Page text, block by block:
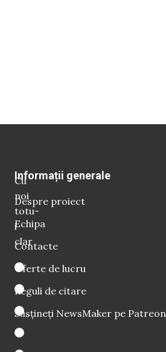
Cu
noi
totu-
i
clar
Informații generale
Despre proiect
Echipa
Contacte
Oferte de lucru
Reguli de citare
Susțineți NewsMaker pe Patreon